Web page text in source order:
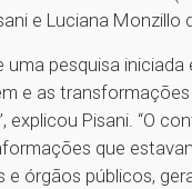
e Luciana Monzillo
uma pesquisa iniciada
e as
explicou Pisani. “O
que
e órgãos públicos,